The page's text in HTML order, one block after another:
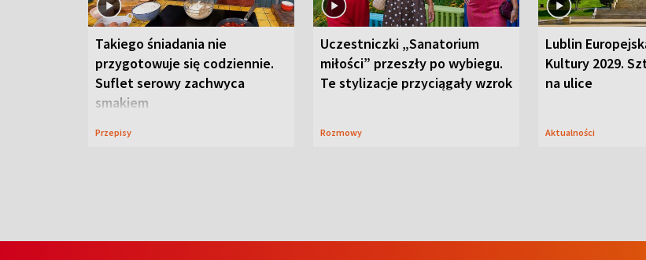
Takiego śniadania nie
przygotowuje się codziennie.
Suflet serowy zachwyca
smakiem
Przepisy
Uczestniczki „Sanatorium
miłości” przeszły po wybiegu.
Te stylizacje przyciągały wzrok
Rozmowy
Lublin
Kultury 2029.
na ulice
Aktualności